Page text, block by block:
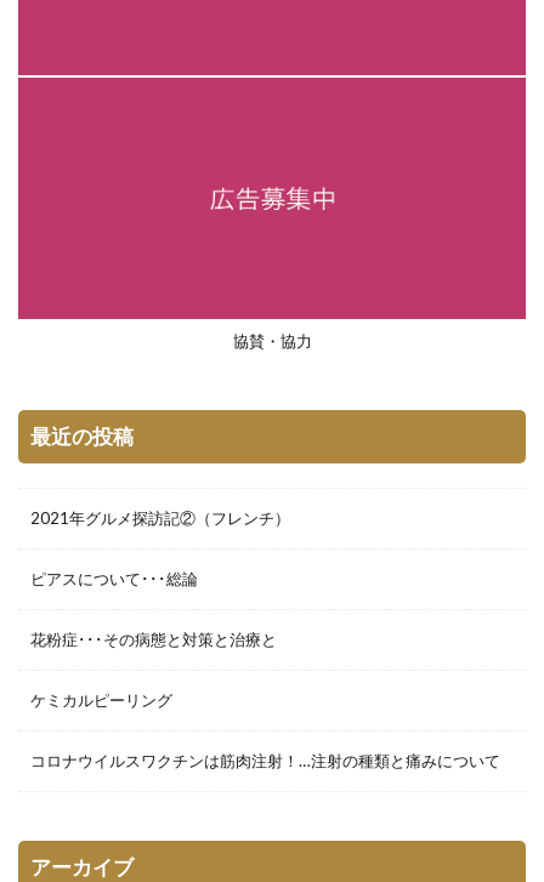
協賛・協力
最近の投稿
2021年グルメ探訪記②（フレンチ）
ピアスについて･･･総論
花粉症･･･その病態と対策と治療と
ケミカルピーリング
コロナウイルスワクチンは筋肉注射！…注射の種類と痛みについて
アーカイブ